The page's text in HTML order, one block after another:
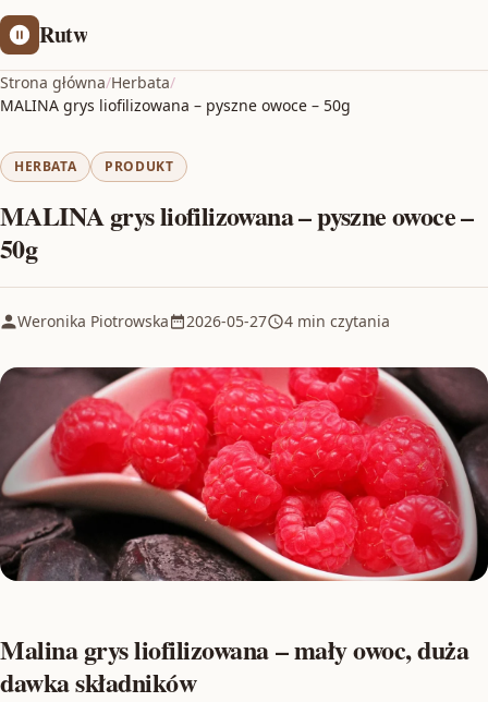
Rutw
Strona główna/Herbata/
MALINA grys liofilizowana – pyszne owoce – 50g
HERBATA PRODUKT
MALINA grys liofilizowana – pyszne owoce –
50g
Weronika Piotrowska 2026-05-27 4 min czytania
Malina grys liofilizowana – mały owoc, duża
dawka składników